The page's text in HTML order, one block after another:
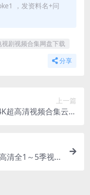
，发资料名+问
视剧视频合集网盘下载
分享
上一篇
超高清视频合集云网
清全1～5季视